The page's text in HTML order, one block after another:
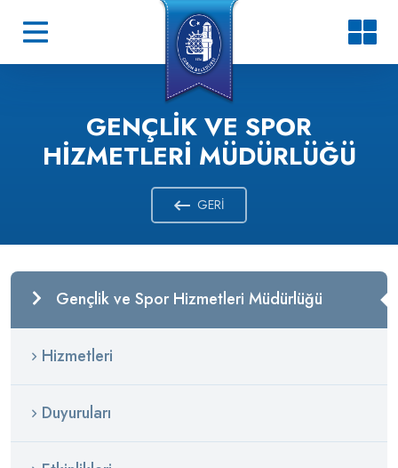
GENÇLIK VE SPOR
HIZMETLERI MÜDÜRLÜĞÜ
GERI
Gençlik ve Spor Hizmetleri Müdürlüğü
Hizmetleri
Duyuruları